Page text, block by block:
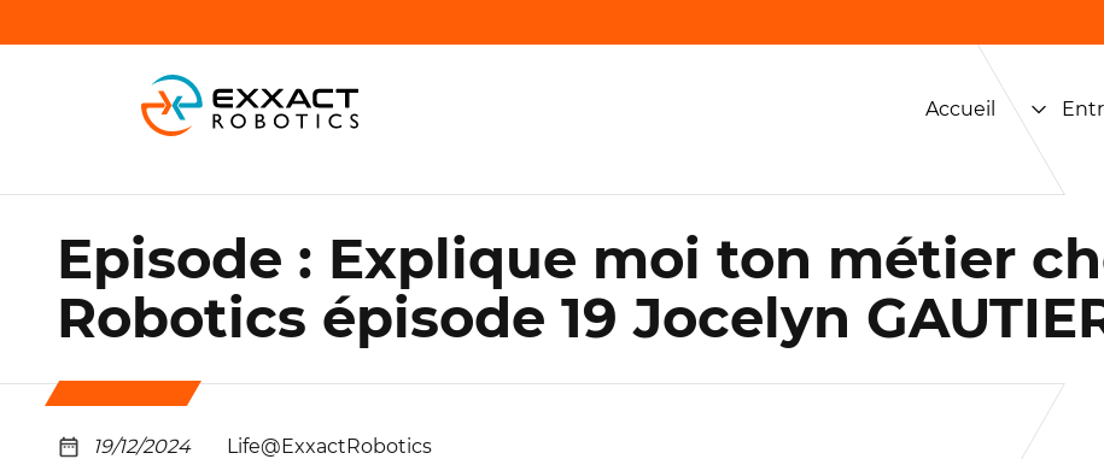
Accueil
Episode : Explique moi ton métier
Robotics épisode 19 Jocelyn
19/12/2024 Life@ExxactRobotics